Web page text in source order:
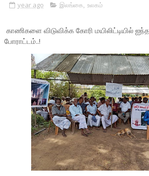
year ago இலங்கை, உலகம்
காணிகளை விடுவிக்க கோரி மயிலிட்டியில்
போராட்டம்..!